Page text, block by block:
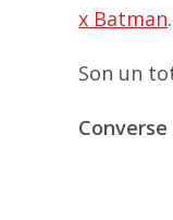
x Batman.
Son un